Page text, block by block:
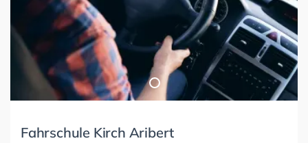
Fahrschule Kirch Aribert